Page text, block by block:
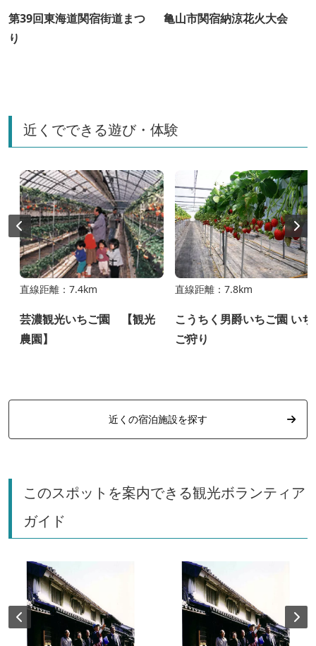
第39回東海道関宿街道まつ
り
亀山市関宿納涼花火大会
近くでできる遊び・体験
直線距離：7.4km
芸濃観光いちご園 【観光
農園】
直線距離：7.8km
こうちく男爵いちご園 いち
ご狩り
近くの宿泊施設を探す
このスポットを案内できる観光ボランティア
ガイド